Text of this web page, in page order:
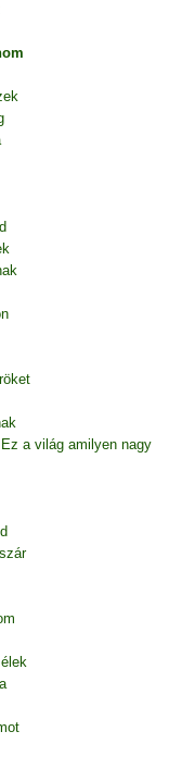
a világ amilyen nagy